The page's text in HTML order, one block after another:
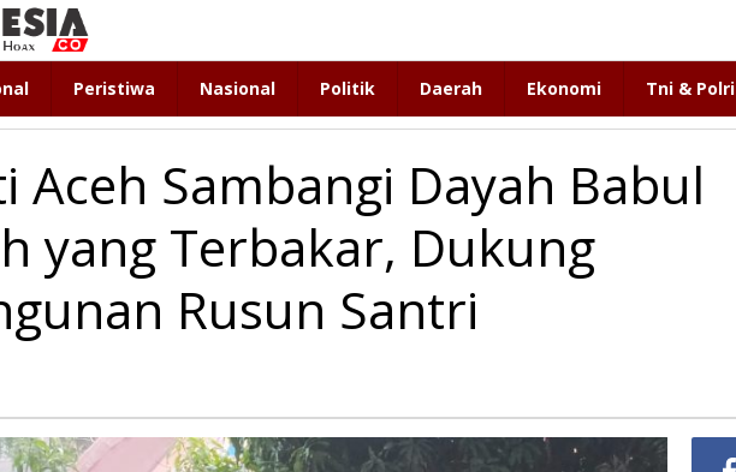
Peristiwa Nasional Politik Daerah Ekonomi Tni & Polri
Aceh Sambangi Dayah Babul
yang Terbakar, Dukung
Rusun Santri